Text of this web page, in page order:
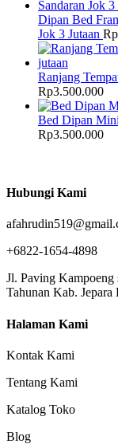
Dipan Bed
Jok 3 Jutaan Rp
Ranjang
Rp3.500.000
Bed Dipan
Rp3.500.000
Hubungi Kami
+6822-1654-4898
Jl. Paving Kampoeng
Tahunan Kab. Jepara
Halaman Kami
Kontak Kami
Tentang Kami
Katalog Toko
Blog